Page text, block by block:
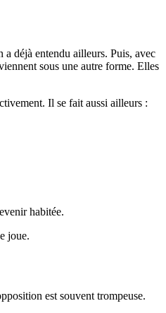
a déjà entendu ailleurs. Puis, avec
sous une autre forme. Elles
Il se fait aussi ailleurs :
habitée.
joue.
est souvent trompeuse.